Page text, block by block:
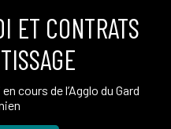
ET CONTRATS
cours de l’Agglo du Gard